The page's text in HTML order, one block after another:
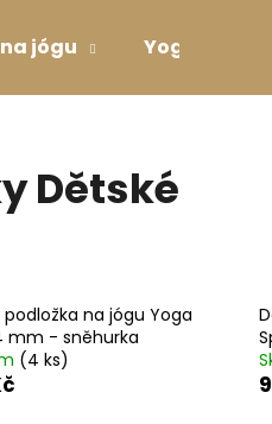
jógu Yoga sport
Dětské
na jógu Yoga
mm - sněhurka
(4 ks)